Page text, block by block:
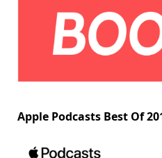
Apple Podcasts Best Of